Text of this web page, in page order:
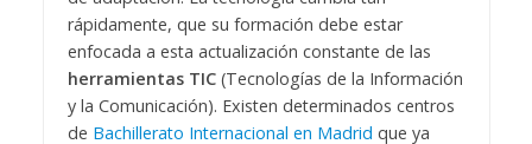
rápidamente, que su formación debe estar
enfocada a esta actualización constante de las
herramientas TIC(Tecnologías de la Información
y la Comunicación). Existen determinados centros
de Bachillerato Internacional en Madrid que ya